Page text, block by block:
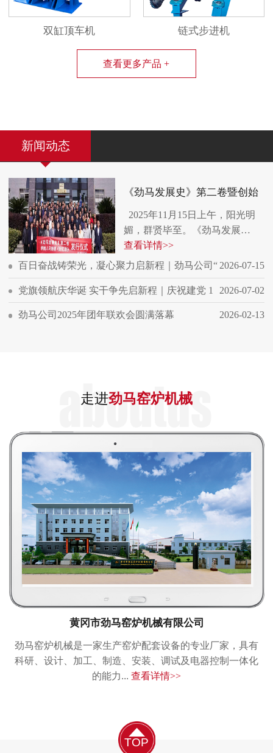
双缸顶车机 链式步进机
查看更多产品 +
新闻动态
《劲马发展史》第二卷暨创始
2025年11月15日上午，阳光明
媚，群贤毕至。《劲马发展…
查看详情>>
2026-07-15
百日奋战铸荣光，凝心聚力启新程｜劲马公司“
2026-07-02
党旗领航庆华诞 实干争先启新程｜庆祝建党 1
2026-02-13
劲马公司2025年团年联欢会圆满落幕
走进劲马窑炉机械
黄冈市劲马窑炉机械有限公司
劲马窑炉机械是一家生产窑炉配套设备的专业厂家，具有
科研、设计、加工、制造、安装、调试及电器控制一体化
的能力... 查看详情>>
TOP